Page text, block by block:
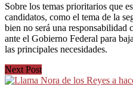
Sobre los temas prioritarios que
candidatos, como el tema de la
bien no será una responsabilidad
ante el Gobierno Federal para
las principales necesidades.
Next Post